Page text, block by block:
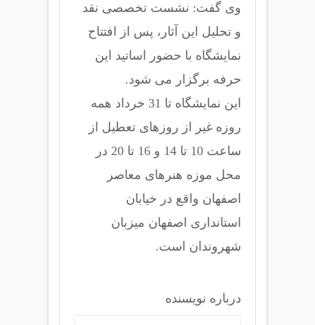
وی گفت: نشست تخصصی نقد
و تحلیل این آثار، پس از افتتاح
نمایشگاه با حضور اساتید این
حرفه برگزار می شود.
این نمایشگاه تا 31 خرداد همه
روزه غیر از روزهای تعطیل از
ساعت 10 تا 14 و 16 تا 20 در
محل موزه هنرهای معاصر
اصفهان واقع در خیابان
استانداری اصفهان میزبان
شهروندان است.
درباره نویسنده